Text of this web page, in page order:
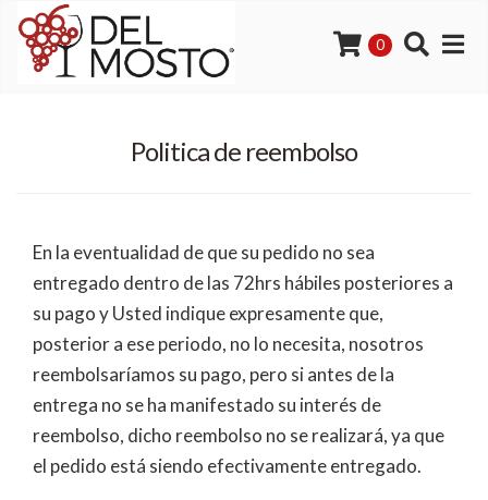
0
Politica de reembolso
En la eventualidad de que su pedido no sea
entregado dentro de las 72hrs hábiles posteriores a
su pago y Usted indique expresamente que,
posterior a ese periodo, no lo necesita, nosotros
reembolsaríamos su pago, pero si antes de la
entrega no se ha manifestado su interés de
reembolso, dicho reembolso no se realizará, ya que
el pedido está siendo efectivamente entregado.